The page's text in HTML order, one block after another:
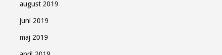
august 2019
juni 2019
maj 2019